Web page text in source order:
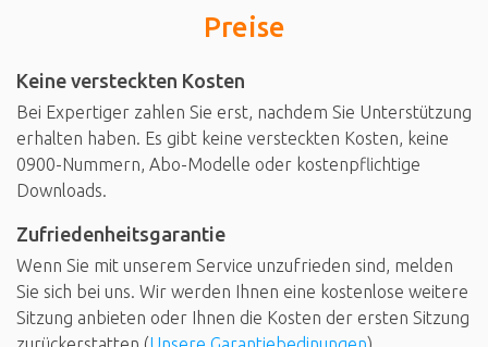
Preise
Keine versteckten Kosten
Bei Expertiger zahlen Sie erst, nachdem Sie Unterstützung
erhalten haben. Es gibt keine versteckten Kosten, keine
0900-Nummern, Abo-Modelle oder kostenpflichtige
Downloads.
Zufriedenheitsgarantie
Wenn Sie mit unserem Service unzufrieden sind, melden
Sie sich bei uns. Wir werden Ihnen eine kostenlose weitere
Sitzung anbieten oder Ihnen die Kosten der ersten Sitzung